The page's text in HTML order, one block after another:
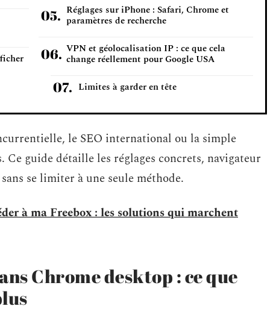
Réglages sur iPhone : Safari, Chrome et
paramètres de recherche
VPN et géolocalisation IP : ce que cela
change réellement pour Google USA
Limites à garder en tête
le SEO international ou la simple
Ce guide détaille les réglages concrets, navigateur
se limiter à une seule méthode.
à ma Freebox : les solutions qui marchent
Chrome desktop : ce que